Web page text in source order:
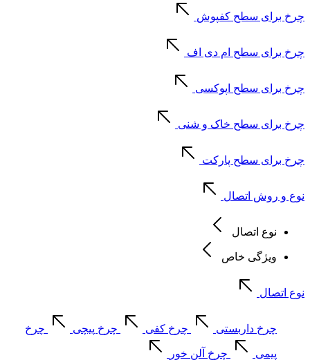
چرخ برای سطح کفپوش
چرخ برای سطح ام دی اف
چرخ برای سطح اپوکسی
چرخ برای سطح خاک و شنی
چرخ برای سطح پارکت
نوع و روش اتصال
نوع اتصال
ویژگی خاص
نوع اتصال
چرخ داربستی چرخ کفی چرخ پیچی چرخ
پیمی چرخ آلن خور